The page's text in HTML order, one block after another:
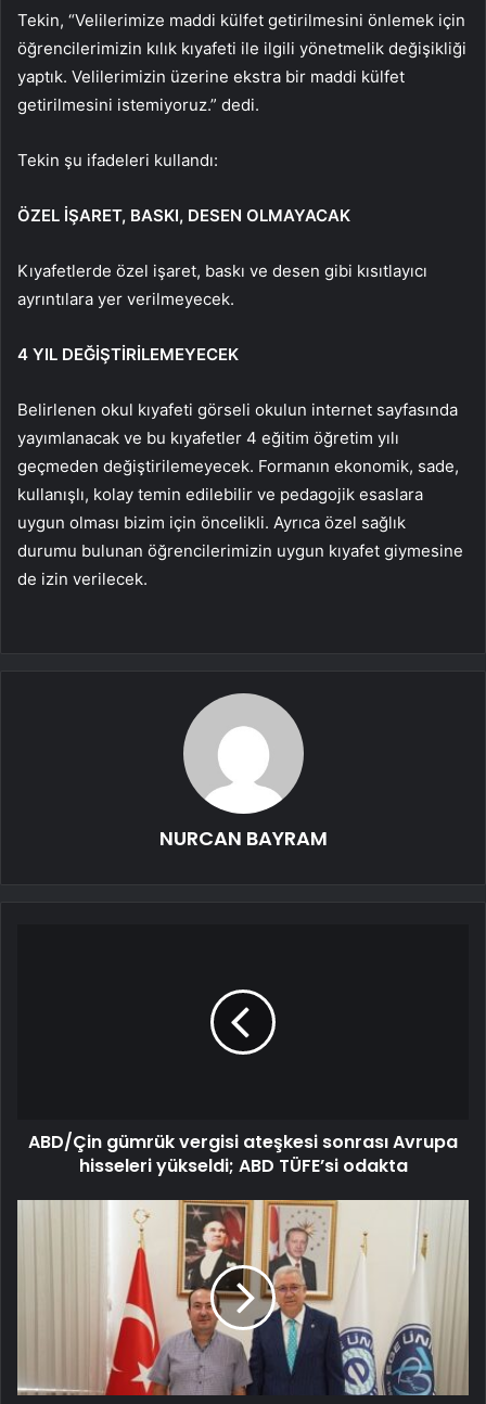
Tekin, “Velilerimize maddi külfet getirilmesini önlemek için
öğrencilerimizin kılık kıyafeti ile ilgili yönetmelik değişikliği
yaptık. Velilerimizin üzerine ekstra bir maddi külfet
getirilmesini istemiyoruz.” dedi.
Tekin şu ifadeleri kullandı:
ÖZEL İŞARET, BASKI, DESEN OLMAYACAK
Kıyafetlerde özel işaret, baskı ve desen gibi kısıtlayıcı
ayrıntılara yer verilmeyecek.
4 YIL DEĞİŞTİRİLEMEYECEK
Belirlenen okul kıyafeti görseli okulun internet sayfasında
yayımlanacak ve bu kıyafetler 4 eğitim öğretim yılı
geçmeden değiştirilemeyecek. Formanın ekonomik, sade,
kullanışlı, kolay temin edilebilir ve pedagojik esaslara
uygun olması bizim için öncelikli. Ayrıca özel sağlık
durumu bulunan öğrencilerimizin uygun kıyafet giymesine
de izin verilecek.
NURCAN BAYRAM
ABD/Çin gümrük vergisi ateşkesi sonrası Avrupa
hisseleri yükseldi; ABD TÜFE’si odakta